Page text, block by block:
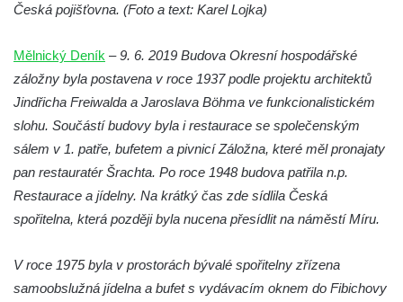
Dům čp. 182 ve Chřibské
Dům čp. 10 ve Chřibské
Budova základní školy v Lužci nad Vltavou
Dům čp. 11 v Hrobčicích
Budova stáčírny Bílina-Kyselka
Rodný dům Josefa Hory v Dobříni
Chudobinec Franze Preidla v České
Dům čp. 26 ve Velenicích
Dům čp. 31 ve Velenicích
Česká pojišťovna. (Foto a text: Karel Lojka)
Mělnický Deník –9. 6. 2019 Budova Okresní hospodářské
záložny byla postavena v roce 1937 podle projektu architektů
Jindřicha Freiwalda a Jaroslava Böhma ve funkcionalistickém
slohu. Součástí budovy byla i restaurace se společenským
sálem v 1. patře, bufetem a pivnicí Záložna, které měl pronajaty
pan restauratér Šrachta. Po roce 1948 budova patřila n.p.
Restaurace a jídelny. Na krátký čas zde sídlila Česká
spořitelna, která později byla nucena přesídlit na náměstí Míru.
V roce 1975 byla v prostorách bývalé spořitelny zřízena
samoobslužná jídelna a bufet s vydávacím oknem do Fibichovy